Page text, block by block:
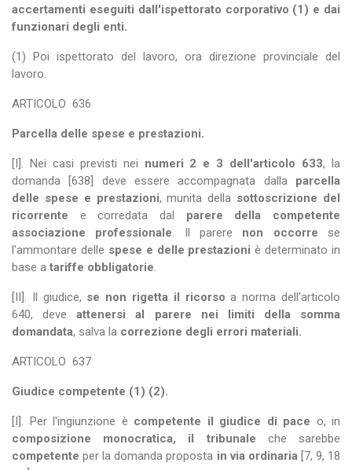
accertamenti eseguiti dall'ispettorato corporativo (1) e dai
funzionari degli enti.
(1) Poi ispettorato del lavoro, ora direzione provinciale del
lavoro.
ARTICOLO 636
Parcella delle spese e prestazioni.
[I]. Nei casi previsti nei numeri 2 e 3 dell'articolo 633, la
domanda [638] deve essere accompagnata dalla parcella
delle spese e prestazioni, munita della sottoscrizione del
ricorrente e corredata dal parere della competente
associazione professionale. Il parere non occorre se
l'ammontare delle spese e delle prestazioni è determinato in
base a tariffe obbligatorie.
[II]. Il giudice, se non rigetta il ricorso a norma dell'articolo
640, deveattenersi al parere nei limiti della somma
domandata, salva la correzione degli errori materiali.
ARTICOLO 637
Giudice competente (1) (2).
[I]. Per l'ingiunzione è competente il giudice di pace o, in
composizione monocratica, il tribunale che sarebbe
competente per la domanda proposta in via ordinaria[7, 9, 18